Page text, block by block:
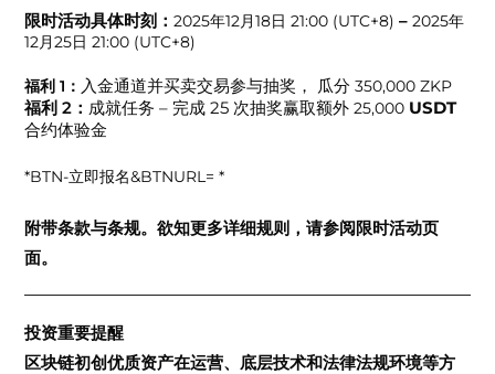
限时活动具体时刻：2025年12月18日 21:00 (UTC+8)–2025年
12月25日 21:00 (UTC+8)
福利 1： 入金通道并买卖交易参与抽奖， 瓜分350,000 ZKP
福利 2： 成就任务 – 完成 25 次抽奖赢取额外25,000 USDT
合约体验金
*BTN-立即报名&BTNURL= *
附带条款与条规。欲知更多详细规则，请参阅限时活动页
面。
投资重要提醒
区块链初创优质资产在运营、底层技术和法律法规环境等方